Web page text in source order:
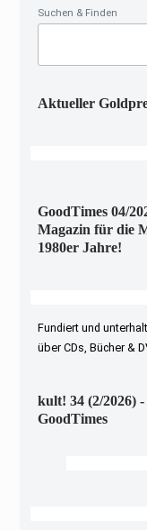
Suchen & Finden
Aktueller
GoodTimes 04/
Magazin für die
1980er Jahre!
Fundiert und
über CDs, Bücher &
kult! 34 (2/2026)
GoodTimes